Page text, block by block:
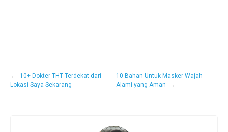
←
10+ Dokter THT Terdekat dari
Lokasi Saya Sekarang
10 Bahan Untuk Masker Wajah
Alami yang Aman
→